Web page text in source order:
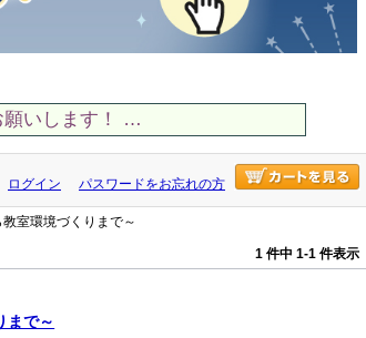
いします！ …
ログイン パスワードをお忘れの方
室環境づくりまで～
1 件中 1-1 件表示
まで～